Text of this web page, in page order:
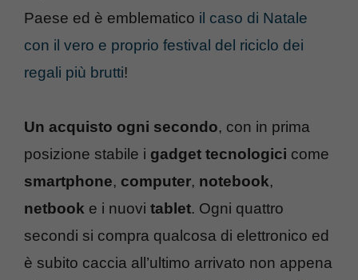
Paese ed è emblematico il caso di Natale
con il vero e proprio festival del riciclo dei
regali più brutti!
Un acquisto ogni secondo, con in prima
posizione stabile i gadget tecnologici come
smartphone, computer, notebook,
netbook e i nuovi tablet. Ogni quattro
secondi si compra qualcosa di elettronico ed
è subito caccia all’ultimo arrivato non appena